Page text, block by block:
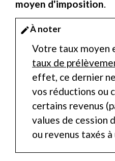
moyen d'imposition.
editÀ noter
Votre taux
taux de
effet, ce dernier
vos réductions ou
certains revenus
values de cession
ou revenus taxés